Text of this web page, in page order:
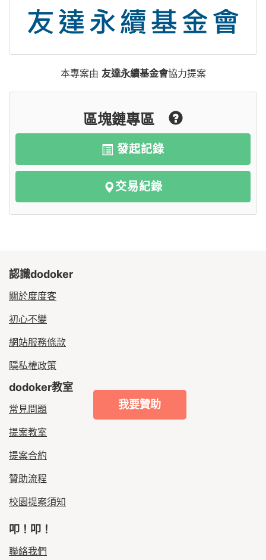
我要贊助
本專案由 友達永續基金會協力提案
區塊鏈專區
發起記錄
交易紀錄
認識dodoker
關於度度客
初心不變
網站服務條款
隱私權政策
dodoker教室
常見問題
提案教室
提案合約
贊助流程
校園提案須知
叩！叩！
聯絡我們